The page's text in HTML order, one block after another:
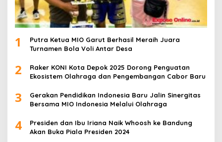
1
Putra Ketua MIO Garut Berhasil Meraih Juara
Turnamen Bola Voli Antar Desa
2
Raker KONI Kota Depok 2025 Dorong Penguatan
Ekosistem Olahraga dan Pengembangan Cabor Baru
3
Gerakan Pendidikan Indonesia Baru Jalin Sinergitas
Bersama MIO Indonesia Melalui Olahraga
4
Presiden dan Ibu Iriana Naik Whoosh ke Bandung
Akan Buka Piala Presiden 2024